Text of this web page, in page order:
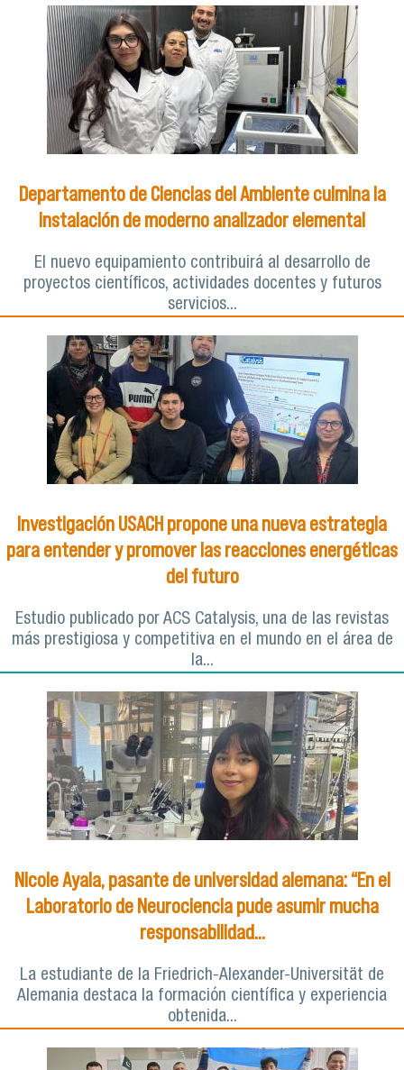
Departamento de Ciencias del Ambiente culmina la
instalación de moderno analizador elemental
El nuevo equipamiento contribuirá al desarrollo de
proyectos científicos, actividades docentes y futuros
servicios...
Investigación USACH propone una nueva estrategia
para entender y promover las reacciones energéticas
del futuro
Estudio publicado por ACS Catalysis, una de las revistas
más prestigiosa y competitiva en el mundo en el área de
la...
Nicole Ayala, pasante de universidad alemana: “En el
Laboratorio de Neurociencia pude asumir mucha
responsabilidad...
La estudiante de la Friedrich-Alexander-Universität de
Alemania destaca la formación científica y experiencia
obtenida...